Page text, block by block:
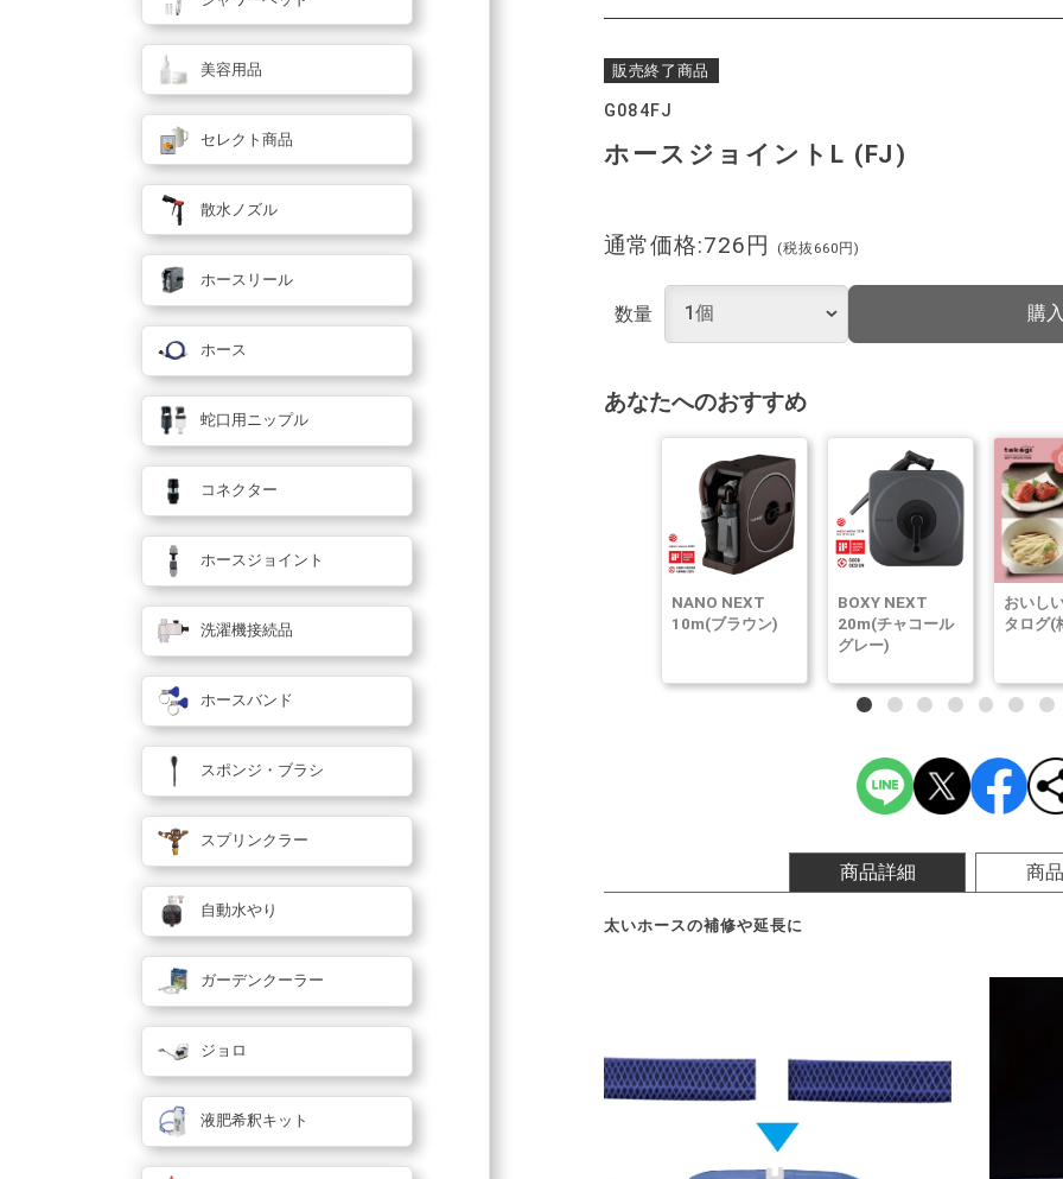
販売終了商品
G084FJ
ホースジョイントL (FJ)
通常価格:726円 (税抜660円)
数量 購
あなたへのおすすめ
NANO NEXT
10m(ブラウン)
BOXY NEXT
20m(チャコール
グレー)
おいし
タログ(
商品詳細 商
太いホースの補修や延長に
美容用品
セレクト商品
散水ノズル
ホースリール
ホース
蛇口用ニップル
コネクター
ホースジョイント
洗濯機接続品
ホースバンド
スポンジ・ブラシ
スプリンクラー
自動水やり
ガーデンクーラー
ジョロ
液肥希釈キット